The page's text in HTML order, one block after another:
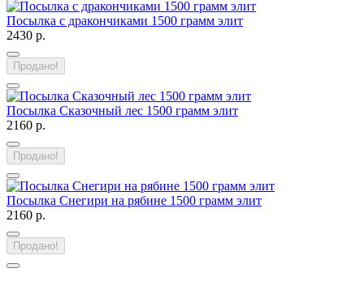
Посылка с дракончиками 1500 грамм элит
2430 р.
Продано!
Посылка Сказочный лес 1500 грамм элит
2160 р.
Продано!
Посылка Снегири на рябине 1500 грамм элит
2160 р.
Продано!